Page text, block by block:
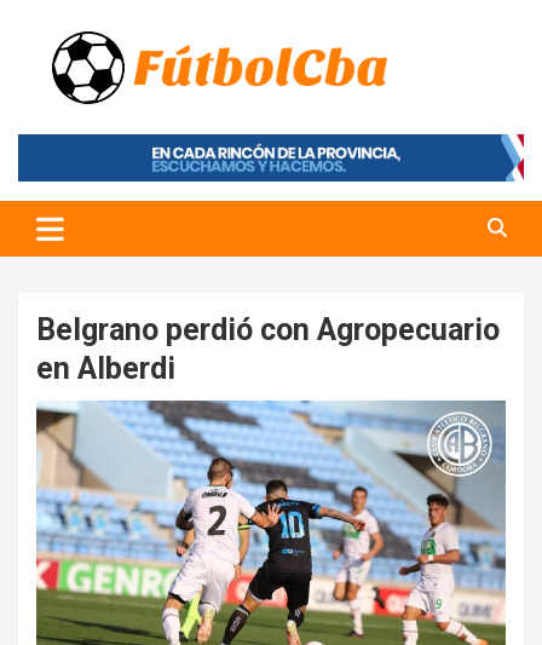
content
Fútbol CBA
Portal de Fútbol en Córdoba
Belgrano perdió con Agropecuario
en Alberdi